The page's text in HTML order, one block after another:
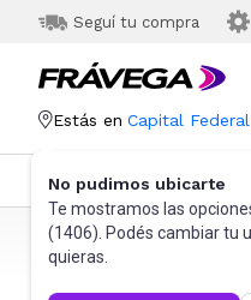
Seguí tu compra
Estás en Capital Federal
No pudimos ubicarte
Te mostramos las
(1406). Podés cambiar tu
quieras.
Categorías Más
Frávega Indumentaria